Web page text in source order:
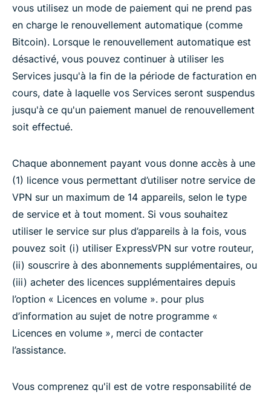
vous utilisez un mode de paiement qui ne prend pas
en charge le renouvellement automatique (comme
Bitcoin). Lorsque le renouvellement automatique est
désactivé, vous pouvez continuer à utiliser les
Services jusqu'à la fin de la période de facturation en
cours, date à laquelle vos Services seront suspendus
jusqu'à ce qu'un paiement manuel de renouvellement
soit effectué.
Chaque abonnement payant vous donne accès à une
(1) licence vous permettant d’utiliser notre service de
VPN sur un maximum de 14 appareils, selon le type
de service et à tout moment. Si vous souhaitez
utiliser le service sur plus d’appareils à la fois, vous
pouvez soit (i) utiliser ExpressVPN sur votre routeur,
(ii) souscrire à des abonnements supplémentaires, ou
(iii) acheter des licences supplémentaires depuis
l’option « Licences en volume ». pour plus
d’information au sujet de notre programme «
Licences en volume », merci de contacter
l’assistance.
Vous comprenez qu'il est de votre responsabilité de